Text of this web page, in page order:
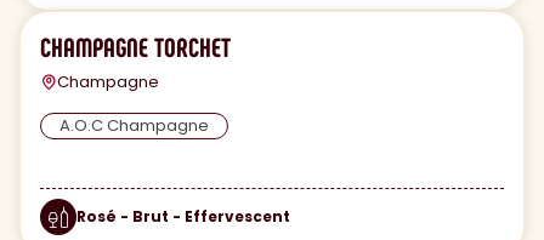
CHAMPAGNE TORCHET
Champagne
A.O.C Champagne
Rosé - Brut - Effervescent